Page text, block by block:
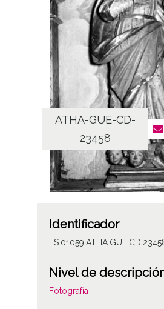
ATHA-GUE-CD-
23458
Identificador
Nivel de
Fotografía